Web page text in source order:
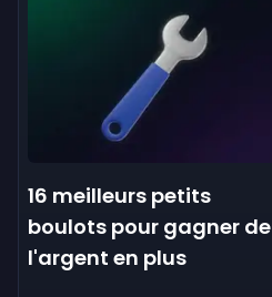
16 meilleurs petits
boulots pour gagner de
l'argent en plus